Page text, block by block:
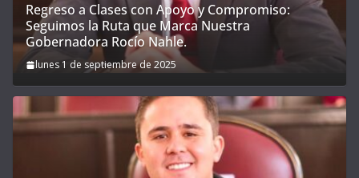
Regreso a Clases con Apoyo y Compromiso:
Seguimos la Ruta que Marca Nuestra
Gobernadora Rocío Nahle.
lunes 1 de septiembre de 2025